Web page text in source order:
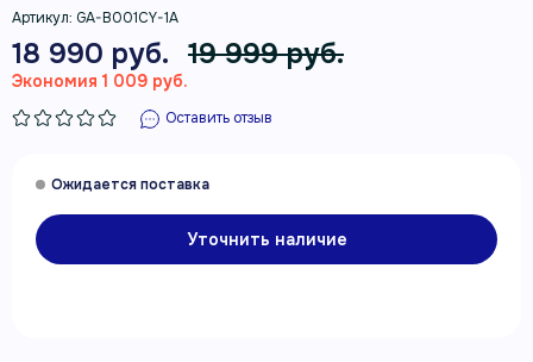
Артикул: GA-B001CY-1A
18 990 руб. 19 999 руб.
Экономия 1 009 руб.
Оставить отзыв
Уточнить наличие